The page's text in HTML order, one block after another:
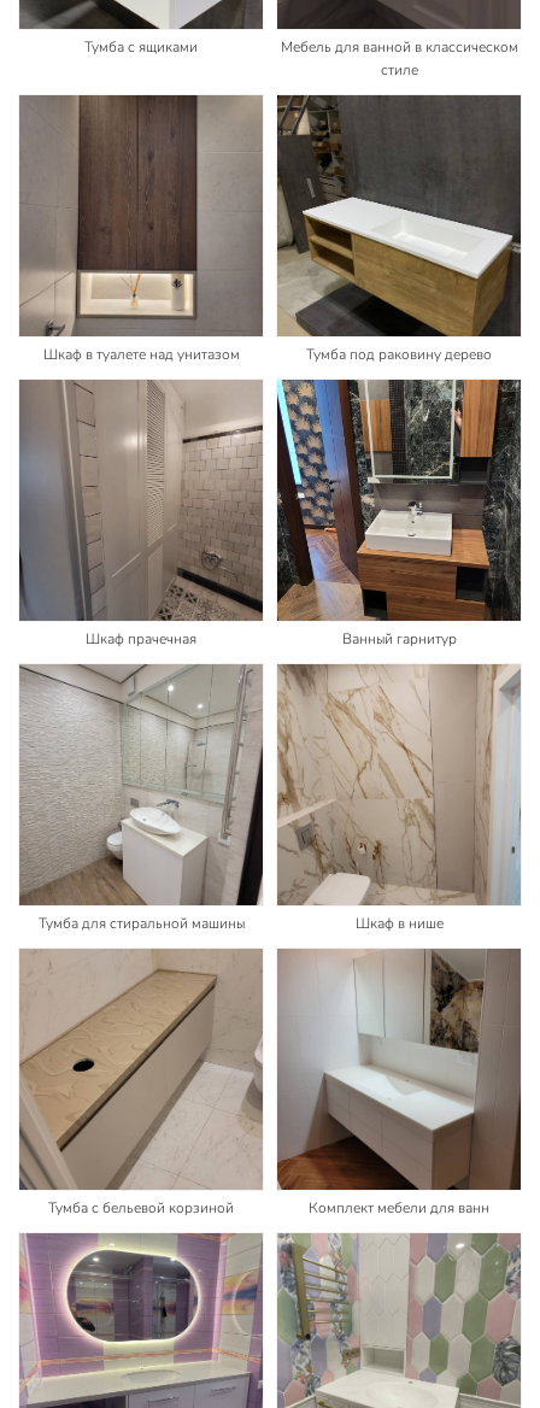
Тумба с ящиками
Мебель для ванной в классическом
стиле
Шкаф в туалете над унитазом Тумба под раковину дерево
Шкаф прачечная Ванный гарнитур
Тумба для стиральной машины Шкаф в нише
Тумба с бельевой корзиной Комплект мебели для ванн